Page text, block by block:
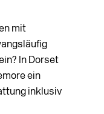
mit
In Dorset
ein
inklusiv